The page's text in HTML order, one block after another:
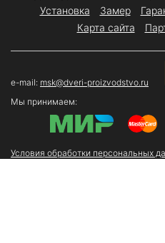
Установка
Замер
Карта сайта
e-mail: msk@dveri-proizvodstvo.ru
Мы принимаем:
Условия обработки персональных